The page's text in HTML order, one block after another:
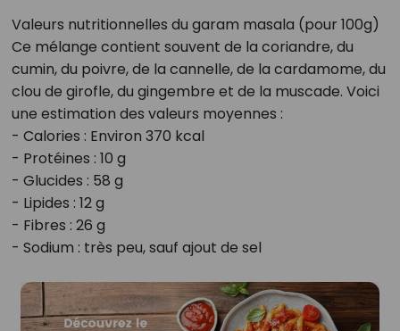
Valeurs nutritionnelles du garam masala (pour 100g)
Ce mélange contient souvent de la coriandre, du
cumin, du poivre, de la cannelle, de la cardamome, du
clou de girofle, du gingembre et de la muscade. Voici
une estimation des valeurs moyennes :
- Calories : Environ 370 kcal
- Protéines : 10 g
- Glucides : 58 g
- Lipides : 12 g
- Fibres : 26 g
- Sodium : très peu, sauf ajout de sel